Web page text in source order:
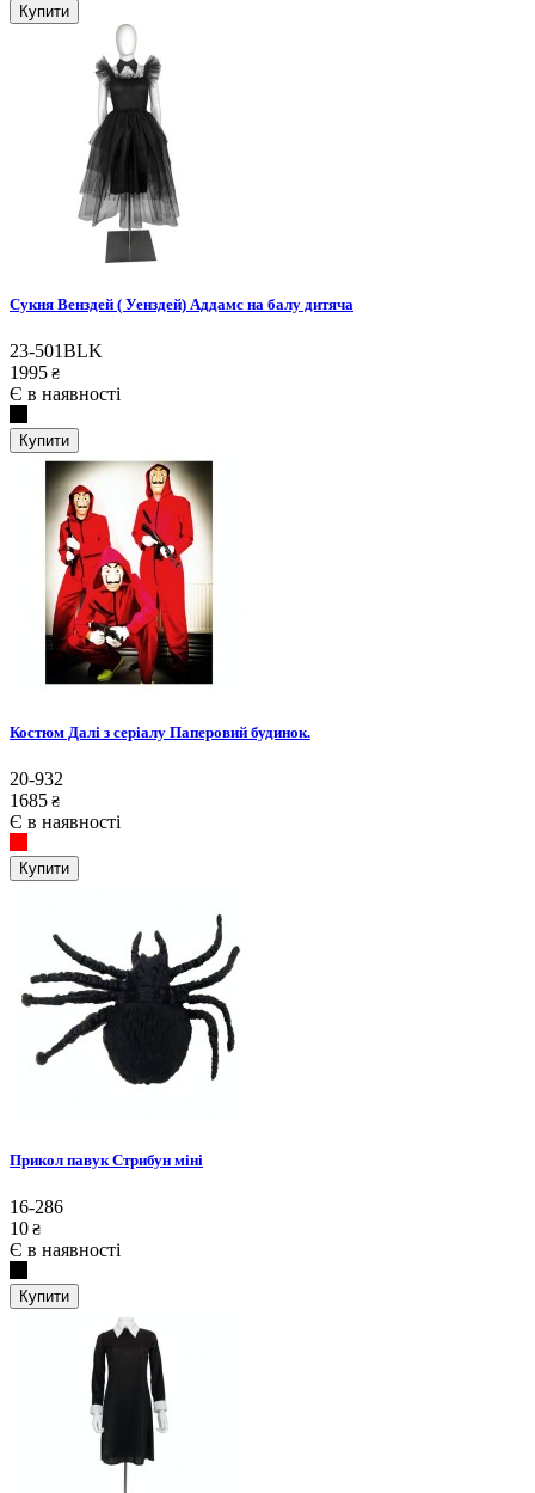
Купити
Сукня Венздей ( Уенздей) Аддамс на балу дитяча
23-501BLK
1995 ₴
Є в наявності
Купити
Костюм Далі з серіалу Паперовий будинок.
20-932
1685 ₴
Є в наявності
Купити
Прикол павук Стрибун міні
16-286
10 ₴
Є в наявності
Купити